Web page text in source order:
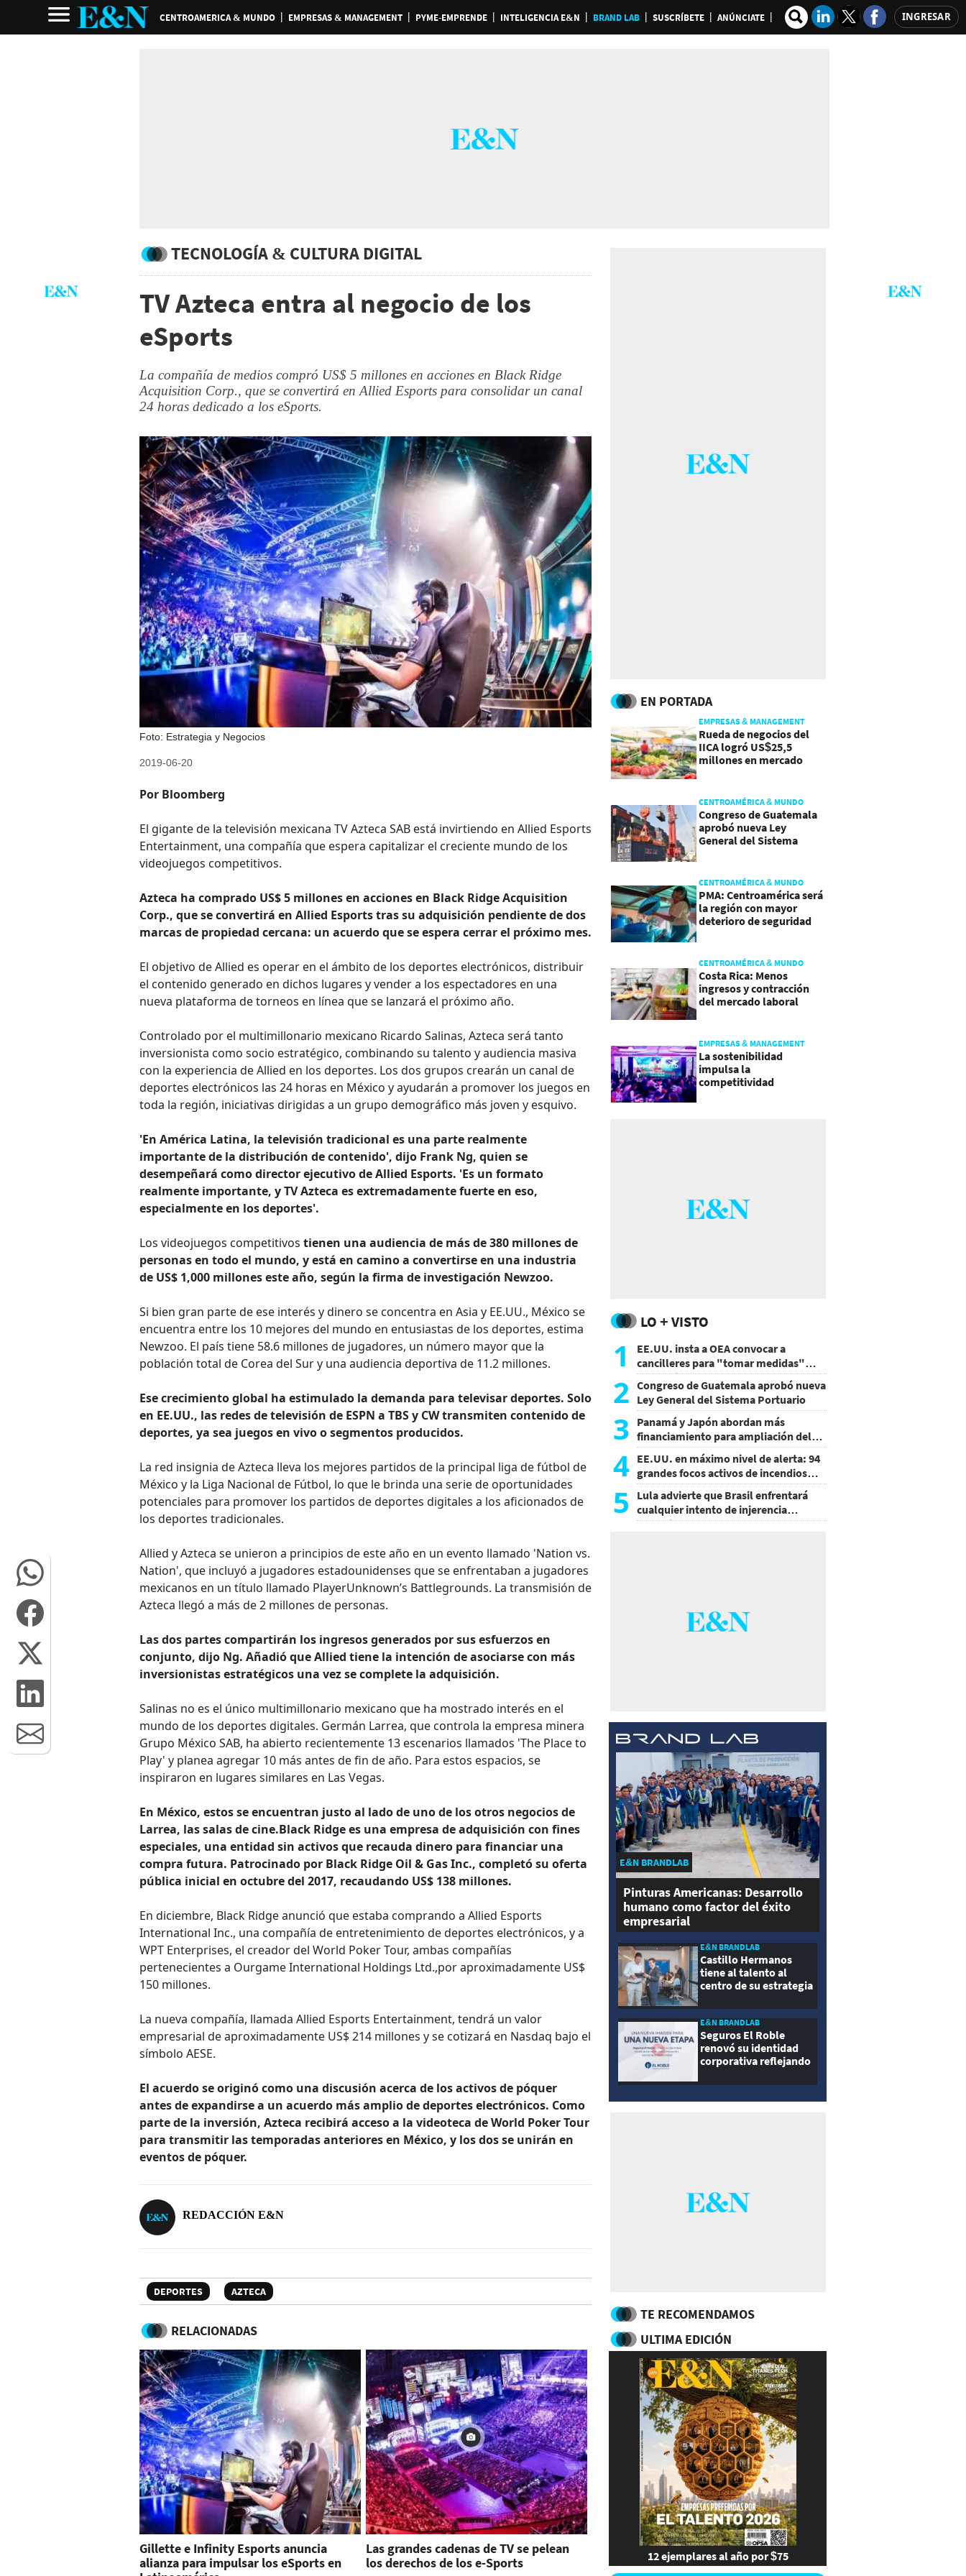
CENTROAMERICA & MUNDO EMPRESAS & MANAGEMENT PYME-EMPRENDE INTELIGENCIA E&N BRAND LAB SUSCRÍBETE ANÚNCIATE INGRESAR
TECNOLOGÍA & CULTURA DIGITAL
TV Azteca entra al negocio de los
eSports
La compañía de medios compró US$ 5 millones en acciones en Black Ridge
Acquisition Corp., que se convertirá en Allied Esports para consolidar un canal
24 horas dedicado a los eSports.
Foto: Estrategia y Negocios
2019-06-20
Por Bloomberg
El gigante de la televisión mexicana TV Azteca SAB está invirtiendo en Allied Esports
Entertainment, una compañía que espera capitalizar el creciente mundo de los
videojuegos competitivos.
Azteca ha comprado US$ 5 millones en acciones en Black Ridge Acquisition
Corp., que se convertirá en Allied Esports tras su adquisición pendiente de dos
marcas de propiedad cercana: un acuerdo que se espera cerrar el próximo mes.
El objetivo de Allied es operar en el ámbito de los deportes electrónicos, distribuir
el contenido generado en dichos lugares y vender a los espectadores en una
nueva plataforma de torneos en línea que se lanzará el próximo año.
Controlado por el multimillonario mexicano Ricardo Salinas, Azteca será tanto
inversionista como socio estratégico, combinando su talento y audiencia masiva
con la experiencia de Allied en los deportes. Los dos grupos crearán un canal de
deportes electrónicos las 24 horas en México y ayudarán a promover los juegos en
toda la región, iniciativas dirigidas a un grupo demográfico más joven y esquivo.
'En América Latina, la televisión tradicional es una parte realmente
importante de la distribución de contenido', dijo Frank Ng, quien se
desempeñará como director ejecutivo de Allied Esports. 'Es un formato
realmente importante, y TV Azteca es extremadamente fuerte en eso,
especialmente en los deportes'.
Los videojuegos competitivos tienen una audiencia de más de 380 millones de
personas en todo el mundo, y está en camino a convertirse en una industria
de US$ 1,000 millones este año, según la firma de investigación Newzoo.
Si bien gran parte de ese interés y dinero se concentra en Asia y EE.UU., México se
encuentra entre los 10 mejores del mundo en entusiastas de los deportes, estima
Newzoo. El país tiene 58.6 millones de jugadores, un número mayor que la
población total de Corea del Sur y una audiencia deportiva de 11.2 millones.
Ese crecimiento global ha estimulado la demanda para televisar deportes. Solo
en EE.UU., las redes de televisión de ESPN a TBS y CW transmiten contenido de
deportes, ya sea juegos en vivo o segmentos producidos.
La red insignia de Azteca lleva los mejores partidos de la principal liga de fútbol de
México y la Liga Nacional de Fútbol, lo que le brinda una serie de oportunidades
potenciales para promover los partidos de deportes digitales a los aficionados de
los deportes tradicionales.
Allied y Azteca se unieron a principios de este año en un evento llamado 'Nation vs.
Nation', que incluyó a jugadores estadounidenses que se enfrentaban a jugadores
mexicanos en un título llamado PlayerUnknown’s Battlegrounds. La transmisión de
Azteca llegó a más de 2 millones de personas.
Las dos partes compartirán los ingresos generados por sus esfuerzos en
conjunto, dijo Ng. Añadió que Allied tiene la intención de asociarse con más
inversionistas estratégicos una vez se complete la adquisición.
Salinas no es el único multimillonario mexicano que ha mostrado interés en el
mundo de los deportes digitales. Germán Larrea, que controla la empresa minera
Grupo México SAB, ha abierto recientemente 13 escenarios llamados 'The Place to
Play' y planea agregar 10 más antes de fin de año. Para estos espacios, se
inspiraron en lugares similares en Las Vegas.
En México, estos se encuentran justo al lado de uno de los otros negocios de
Larrea, las salas de cine.Black Ridge es una empresa de adquisición con fines
especiales, una entidad sin activos que recauda dinero para financiar una
compra futura. Patrocinado por Black Ridge Oil & Gas Inc., completó su oferta
pública inicial en octubre del 2017, recaudando US$ 138 millones.
En diciembre, Black Ridge anunció que estaba comprando a Allied Esports
International Inc., una compañía de entretenimiento de deportes electrónicos, y a
WPT Enterprises, el creador del World Poker Tour, ambas compañías
pertenecientes a Ourgame International Holdings Ltd.,por aproximadamente US$
150 millones.
La nueva compañía, llamada Allied Esports Entertainment, tendrá un valor
empresarial de aproximadamente US$ 214 millones y se cotizará en Nasdaq bajo el
símbolo AESE.
El acuerdo se originó como una discusión acerca de los activos de póquer
antes de expandirse a un acuerdo más amplio de deportes electrónicos. Como
parte de la inversión, Azteca recibirá acceso a la videoteca de World Poker Tour
para transmitir las temporadas anteriores en México, y los dos se unirán en
eventos de póquer.
REDACCIÓN E&N
DEPORTES AZTECA
RELACIONADAS
Gillette e Infinity Esports anuncia
alianza para impulsar los eSports en
Las grandes cadenas de TV se pelean
los derechos de los e-Sports
EN PORTADA
EMPRESAS & MANAGEMENT
Rueda de negocios del
IICA logró US$25,5
millones en mercado
CENTROAMÉRICA & MUNDO
Congreso de Guatemala
aprobó nueva Ley
General del Sistema
CENTROAMÉRICA & MUNDO
PMA: Centroamérica será
la región con mayor
deterioro de seguridad
CENTROAMÉRICA & MUNDO
Costa Rica: Menos
ingresos y contracción
del mercado laboral
EMPRESAS & MANAGEMENT
La sostenibilidad
impulsa la
competitividad
LO + VISTO
1
EE.UU. insta a OEA convocar a
cancilleres para "tomar medidas"
sobre Nicaragua
2 Congreso de Guatemala aprobó nueva
Ley General del Sistema Portuario
3 Panamá y Japón abordan más
financiamiento para ampliación del
metro
4 EE.UU. en máximo nivel de alerta: 94
grandes focos activos de incendios
forestales
5
Lula advierte que Brasil enfrentará
cualquier intento de injerencia
extranjera
E&N BRANDLAB
Pinturas Americanas: Desarrollo
humano como factor del éxito
empresarial
E&N BRANDLAB
Castillo Hermanos
tiene al talento al
centro de su estrategia
E&N BRANDLAB
Seguros El Roble
renovó su identidad
corporativa reflejando
modernidad
TE RECOMENDAMOS
ULTIMA EDICIÓN
12 ejemplares al año por $75